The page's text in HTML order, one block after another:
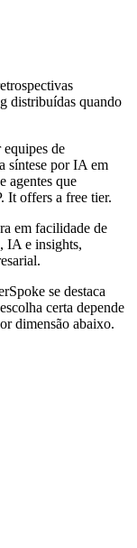
distribuídas quando
de
síntese por IA em
agentes que
It offers a free tier.
em facilidade de
IA e insights,
se destaca
certa depende
dimensão abaixo.